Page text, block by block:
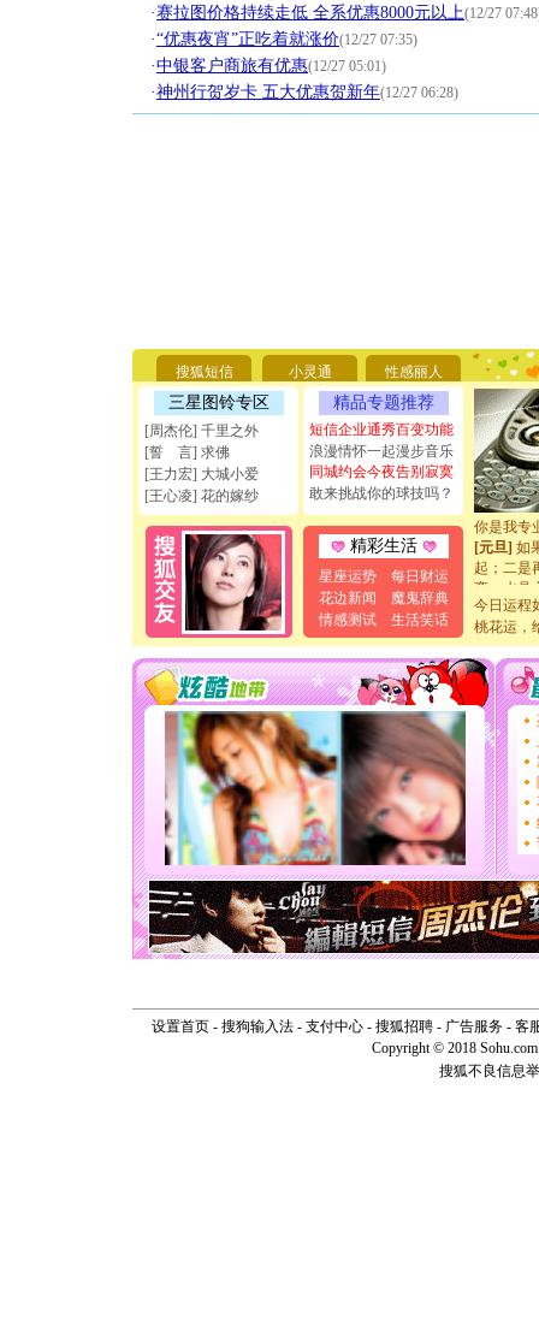
·赛拉图价格持续走低 全系优惠8000元以上(12/27
·“优惠夜宵”正吃着就涨价(12/27 07:35)
·中银客户商旅有优惠(12/27 05:01)
·神州行贺岁卡 五大优惠贺新年(12/27 06:28)
搜狐短信 小灵通 性感丽人
三星图铃专区
[周杰伦] 千里之外
[誓 言] 求佛
[王力宏] 大城小爱
[王心凌] 花的嫁纱
精品专题推荐
短信企业通秀百变功能
浪漫情怀一起漫步音乐
同城约会今夜告别寂寞
敢来挑战你的球技吗？
精彩生活
星座运势
每日财运
花边新闻
魔鬼辞典
情感测试
生活笑话
要平安！
[圣诞节]
能正大
天都要快
[圣诞节]
如意,快
[元旦]看
断电。爱
你是我专
[元旦] 如
起；二是
离。水晶
[元旦]当
泣，这痛
[春节]风
颜！冬
道一声平
[春节]
传
片叶子
送你一
[圣诞节]
你太多
要平安
[圣诞节]
能正大
天都要快
[圣诞节]
如意,快
[元旦]看
[元旦]如
起；二是
离。水晶
[元旦]当
今日运程
桃花运，
设置首页- 搜狗输入法- 支付中心- 搜狐招聘- 广告服务- 客
Copyright © 2018
搜狐不良信息